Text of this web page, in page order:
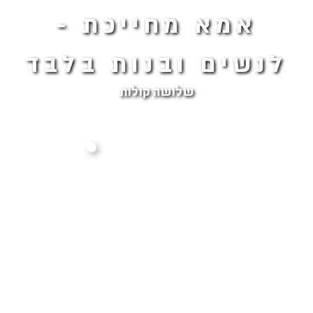
אמא מחייכת -
לנשים ובנות בלבד
שלושה קולות